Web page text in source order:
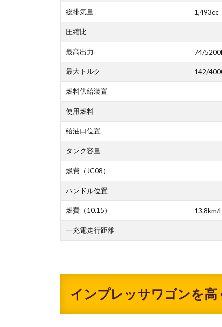
総排気量 1,493cc
圧縮比
最高出力 74/
最大トルク 142/
燃料供給装置
使用燃料
給油口位置
タンク容量
燃費（JC08）
ハンドル位置
燃費（10.15） 13.8km/l
一充電走行距離
インプレッサワゴンを高